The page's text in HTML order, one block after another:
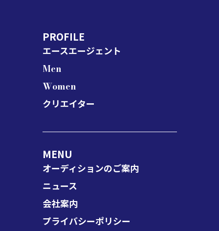
PROFILE
エースエージェント
Men
Women
クリエイター
MENU
オーディションのご案内
ニュース
会社案内
プライバシーポリシー